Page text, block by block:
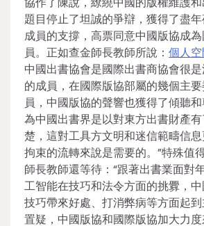
題目停止了坦誠的爭辯，獲得了盡
成員的支撐，高票同意中國版協成
員。正如查金師長教師所說： 個人
中國出書協會是國際出書商協會很
的成員，在國際版協部屬的幾個主
員，中國版協的聲響也獲得了傾聽
為中國出書界是以對東方出書財產
楚，這對工具方文明和迷信範疇信
拘束的流轉來說是需要的。”特殊值
師長教師還等待：“跟著出書業面對
工智能在技巧和法令方面的挑釁，
技巧帶來好處、打消弊病等方面起
置疑，中國版協和國際版協加大力